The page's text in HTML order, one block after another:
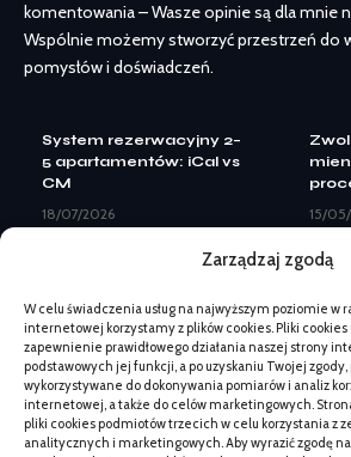
Zarządzaj zgodą
W celu świadczenia usług na najwyższym poziomie w
internetowej korzystamy z plików cookies. Pliki
zapewnienie prawidłowego działania naszej strony
podstawowych jej funkcji, a po uzyskaniu Twojej zgody,
wykorzystywane do dokonywania pomiarów i analiz
internetowej, a także do celów marketingowych.
pliki cookies podmiotów trzecich w celu korzystania z
analitycznych i marketingowych. Aby wyrazić zgodę
komentowania – Wasze opinie są dla mnie
Wspólnie możemy stworzyć przestrzeń do
pomysłów i doświadczeń.
System rezerwacyjny 2–
5 apartamentów: iCal vs
CM
18/07/2026
08/07/2026
Kiedy zmiana logo nie
wystarczy: pełny
rebranding
07/07/2026
Beskid Makowski:
spokojne szlaki na 1
15/
do
przy
dni
22/